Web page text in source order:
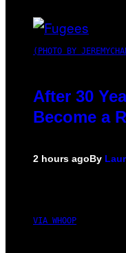
(PHOTO BY
After 30
Become a
2 hours agoBy
VIA WHOOP